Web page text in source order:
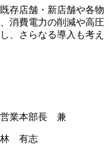
存店舗・新店舗や各物
消費電力の削減や高圧
、さらなる導入も考え
業本部長 兼
林 有志